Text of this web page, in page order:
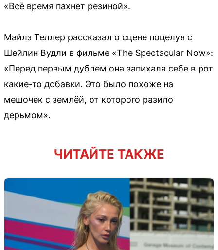
«Всё время пахнет резиной».
Майлз Теллер рассказал о сцене поцелуя с
Шейлин Вудли в фильме «The Spectacular Now»:
«Перед первым дублем она запихала себе в рот
какие-то добавки. Это было похоже на
мешочек с землёй, от которого разило
дерьмом».
ЧИТАЙТЕ ТАКЖЕ